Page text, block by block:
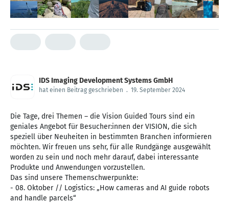
IDS Imaging Development Systems GmbH
hat einen Beitrag geschrieben . 19. September 2024
Die Tage, drei Themen – die Vision Guided Tours sind ein
geniales Angebot für Besucher:innen der VISION, die sich
speziell über Neuheiten in bestimmten Branchen informieren
möchten. Wir freuen uns sehr, für alle Rundgänge ausgewählt
worden zu sein und noch mehr darauf, dabei interessante
Produkte und Anwendungen vorzustellen.
Das sind unsere Themenschwerpunkte:
- 08. Oktober // Logistics: „How cameras and AI guide robots
and handle parcels“